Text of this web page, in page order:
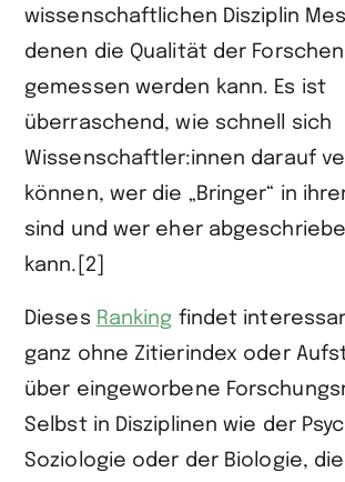
wissenschaftlichen Disziplin
denen die Qualität der
gemessen werden kann. Es ist
überraschend, wie schnell sich
Wissenschaftler:innen darauf
können, wer die „Bringer“ in
sind und wer eher
kann.[2]
Dieses Ranking findet
ganz ohne Zitierindex oder
über eingeworbene
Selbst in Disziplinen wie der
Soziologie oder der Biologie,